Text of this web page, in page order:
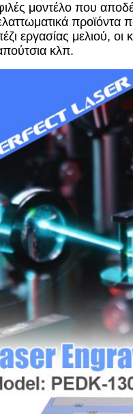
μοντέλο που
εργασίας μελιού,
κλπ.